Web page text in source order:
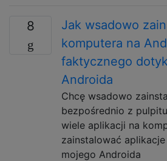
8
Jak wsadowo
komputera na
faktycznego
Androida
Chcę wsadowo
bezpośrednio z
wiele aplikacji na
zainstalować
mojego Androida